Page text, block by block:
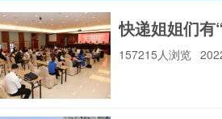
快递姐姐们有
157215人浏览